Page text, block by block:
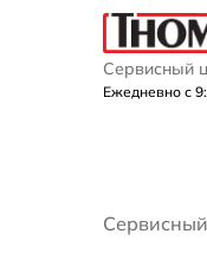
Сервисный
Ежедневно с